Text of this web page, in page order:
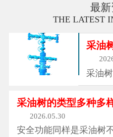
最
THE LATEST
采油
重要
检查
察压
门操
2026.05.30
安全功能同样是采油树